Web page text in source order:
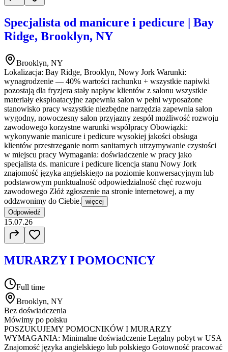
Specjalista od manicure i pedicure | Bay
Ridge, Brooklyn, NY
Brooklyn, NY
Lokalizacja: Bay Ridge, Brooklyn, Nowy Jork Warunki:
wynagrodzenie — 40% wartości rachunku + wszystkie napiwki
pozostają dla fryzjera stały napływ klientów z salonu wszystkie
materiały eksploatacyjne zapewnia salon w pełni wyposażone
stanowisko pracy wszystkie niezbędne narzędzia zapewnia salon
wygodny, nowoczesny salon przyjazny zespół możliwość rozwoju
zawodowego korzystne warunki współpracy Obowiązki:
wykonywanie manicure i pedicure wysokiej jakości obsługa
klientów przestrzeganie norm sanitarnych utrzymywanie czystości
w miejscu pracy Wymagania: doświadczenie w pracy jako
specjalista ds. manicure i pedicure licencja stanu Nowy Jork
znajomość języka angielskiego na poziomie konwersacyjnym lub
podstawowym punktualność odpowiedzialność chęć rozwoju
zawodowego Złóż zgłoszenie na stronie internetowej, a my
oddzwonimy do Ciebie. więcej
Odpowiedź
15.07.26
MURARZY I POMOCNICY
Full time
Brooklyn, NY
Bez doświadczenia
Mówimy po polsku
POSZUKUJEMY POMOCNIKÓW I MURARZY
WYMAGANIA: Minimalne doświadczenie Legalny pobyt w USA
Znajomość języka angielskiego lub polskiego Gotowność pracować